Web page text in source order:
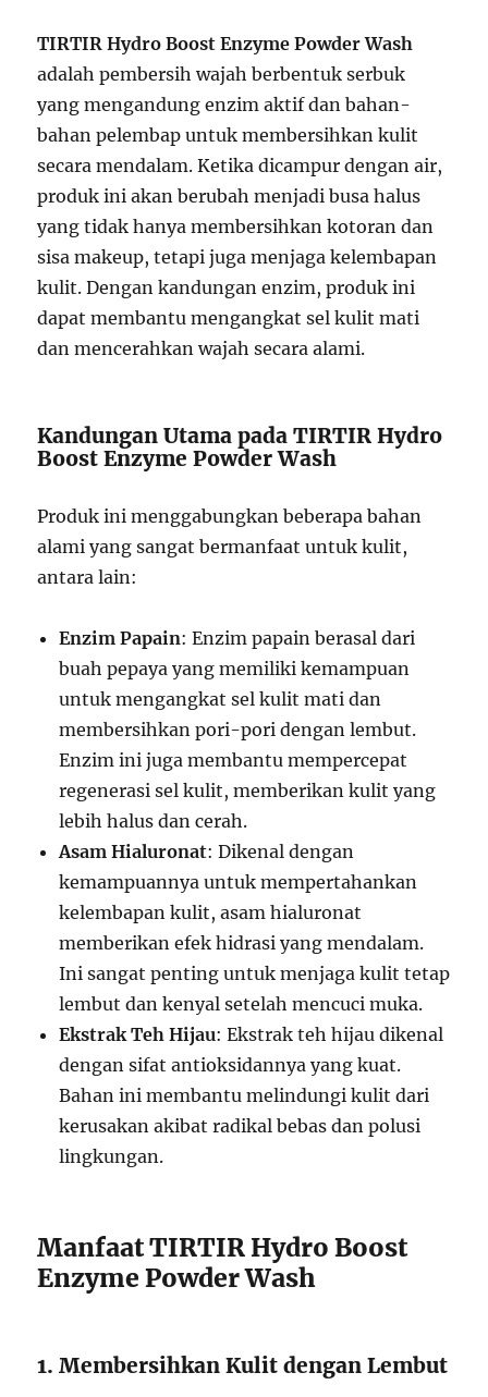
TIRTIR Hydro Boost Enzyme Powder Wash
adalah pembersih wajah berbentuk serbuk
yang mengandung enzim aktif dan bahan-
bahan pelembap untuk membersihkan kulit
secara mendalam. Ketika dicampur dengan air,
produk ini akan berubah menjadi busa halus
yang tidak hanya membersihkan kotoran dan
sisa makeup, tetapi juga menjaga kelembapan
kulit. Dengan kandungan enzim, produk ini
dapat membantu mengangkat sel kulit mati
dan mencerahkan wajah secara alami.
Kandungan Utama pada TIRTIR Hydro
Boost Enzyme Powder Wash
Produk ini menggabungkan beberapa bahan
alami yang sangat bermanfaat untuk kulit,
antara lain:
Enzim Papain: Enzim papain berasal dari
buah pepaya yang memiliki kemampuan
untuk mengangkat sel kulit mati dan
membersihkan pori-pori dengan lembut.
Enzim ini juga membantu mempercepat
regenerasi sel kulit, memberikan kulit yang
lebih halus dan cerah.
Asam Hialuronat: Dikenal dengan
kemampuannya untuk mempertahankan
kelembapan kulit, asam hialuronat
memberikan efek hidrasi yang mendalam.
Ini sangat penting untuk menjaga kulit tetap
lembut dan kenyal setelah mencuci muka.
Ekstrak Teh Hijau: Ekstrak teh hijau dikenal
dengan sifat antioksidannya yang kuat.
Bahan ini membantu melindungi kulit dari
kerusakan akibat radikal bebas dan polusi
lingkungan.
Manfaat TIRTIR Hydro Boost
Enzyme Powder Wash
1. Membersihkan Kulit dengan Lembut